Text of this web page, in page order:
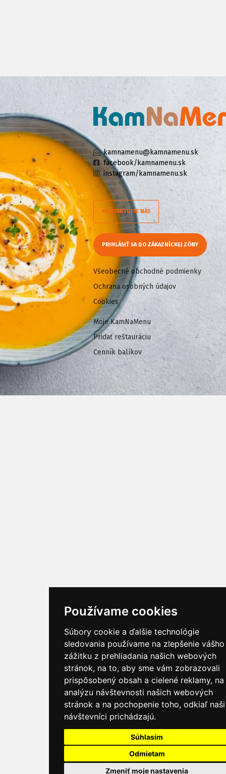
Používame cookies
Súbory cookie a ďalšie technológie
sledovania používame na zlepšenie vášho
zážitku z prehliadania našich webových
stránok, na to, aby sme vám zobrazovali
prispôsobený obsah a cielené reklamy, na
analýzu návštevnosti našich webových
stránok a na pochopenie toho, odkiaľ naši
návštevníci prichádzajú.
Súhlasím
Odmietam
Zmeniť moje nastavenia
kamnamenu@kamnamenu.sk
facebook/kamnamenu.sk
instagram/kamnamenu.sk
KONTAKTUJTE NÁS
PRIHLÁSIŤ SA DO ZÁKAZNÍCKEJ ZÓNY
Všeobecné obchodné podmienky
Ochrana osobných údajov
Cookies
Moje KamNaMenu
Pridať reštauráciu
Cenník balíkov